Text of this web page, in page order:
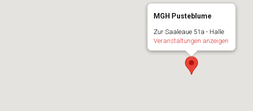
MGH Pusteblume
Zur Saaleaue 51a - Halle
Veranstaltungen anzeigen